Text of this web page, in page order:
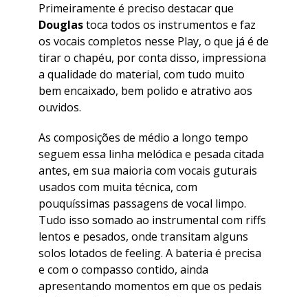
Primeiramente é preciso destacar que
Douglastoca todos os instrumentos e faz
os vocais completos nesse Play, o que já é de
tirar o chapéu, por conta disso, impressiona
a qualidade do material, com tudo muito
bem encaixado, bem polido e atrativo aos
ouvidos.
As composições de médio a longo tempo
seguem essa linha melódica e pesada citada
antes, em sua maioria com vocais guturais
usados com muita técnica, com
pouquíssimas passagens de vocal limpo.
Tudo isso somado ao instrumental com riffs
lentos e pesados, onde transitam alguns
solos lotados de feeling. A bateria é precisa
e com o compasso contido, ainda
apresentando momentos em que os pedais